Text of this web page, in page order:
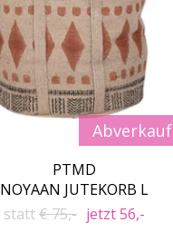
Abverkauf
PTMD
NOYAAN JUTEKORB L
statt€ 75,- jetzt 56,-